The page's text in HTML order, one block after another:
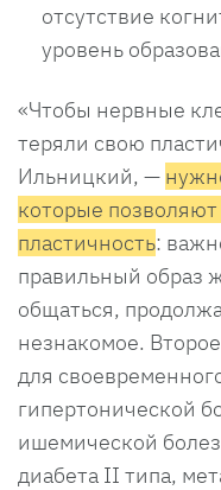
отсутствие
уровень
«Чтобы нервные
теряли свою
Ильницкий, —
которые позволяют
пластичность:
правильный образ
общаться,
незнакомое.
для
гипертонической
ишемической
диабета II типа,